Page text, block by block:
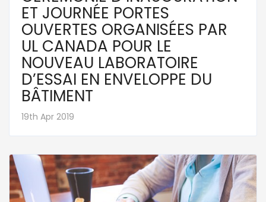
ET JOURNÉE PORTES
OUVERTES ORGANISÉES PAR
UL CANADA POUR LE
NOUVEAU LABORATOIRE
D’ESSAI EN ENVELOPPE DU
BÂTIMENT
19th Apr 2019